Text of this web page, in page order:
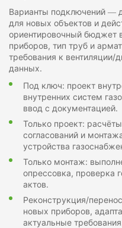
Варианты подключений —
для новых объектов и
ориентировочный бюджет
приборов, тип труб и
требования к
данных.
Под ключ: проект
внутренних систем
ввод с документацией.
Только проект:
согласований и
устройства
Только монтаж:
опрессовка, проверка
актов.
Реконструкция/
новых приборов,
актуальные